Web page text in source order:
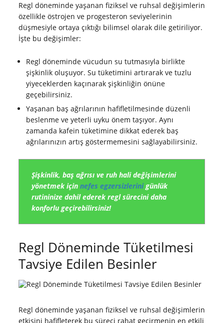
Regl döneminde yaşanan fiziksel ve ruhsal değişimlerin
özellikle östrojen ve progesteron seviyelerinin
düşmesiyle ortaya çıktığı bilimsel olarak dile getiriliyor.
İşte bu değişimler:
Regl döneminde vücudun su tutmasıyla birlikte
şişkinlik oluşuyor. Su tüketimini artırarak ve tuzlu
yiyeceklerden kaçınarak şişkinliğin önüne
geçebilirsiniz.
Yaşanan baş ağrılarının hafifletilmesinde düzenli
beslenme ve yeterli uyku önem taşıyor. Aynı
zamanda kafein tüketimine dikkat ederek baş
ağrılarınızın artış göstermemesini sağlayabilirsiniz.
Şişkinlik, baş ağrısı ve ruh hali değişimlerini
yönetmek içinnefes egzersizlerinigünlük
rutininize dahil ederek regl sürecini daha
konforlu geçirebilirsiniz!
Regl Döneminde Tüketilmesi
Tavsiye Edilen Besinler
Regl döneminde yaşanan fiziksel ve ruhsal değişimlerin
etkisini hafifleterek bu süreci rahat geçirmenin en etkili